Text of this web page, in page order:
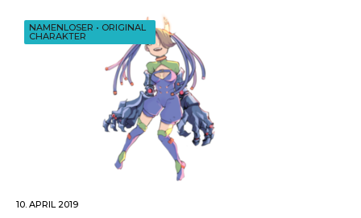
NAMENLOSER • ORIGINAL
CHARAKTER
10. APRIL 2019